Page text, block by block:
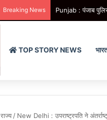
Breaking News Punjab : पंजाब
TOP STORY NEWS
राज्य / New Delhi : उपराष्ट्रपति ने